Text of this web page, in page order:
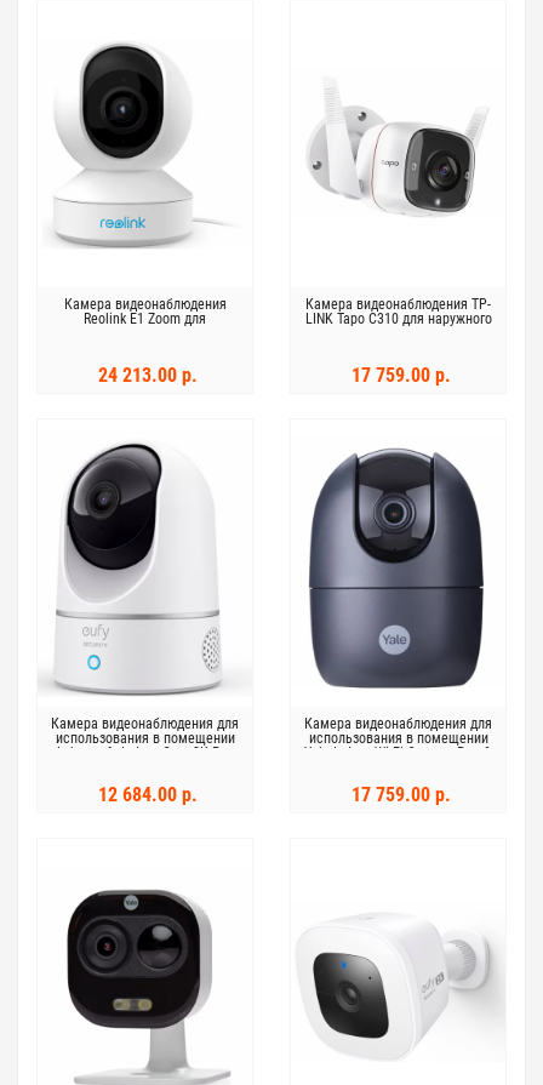
Камера видеонаблюдения
Reolink E1 Zoom для
24 213.00 р.
Камера видеонаблюдения TP-
LINK Tapo C310 для наружного
17 759.00 р.
Камера видеонаблюдения для
использования в помещении
Anker eufy Indoor Cam 2K Pan
12 684.00 р.
Камера видеонаблюдения для
использования в помещении
Yale Indoor Wi-Fi Camera Pan &
17 759.00 р.